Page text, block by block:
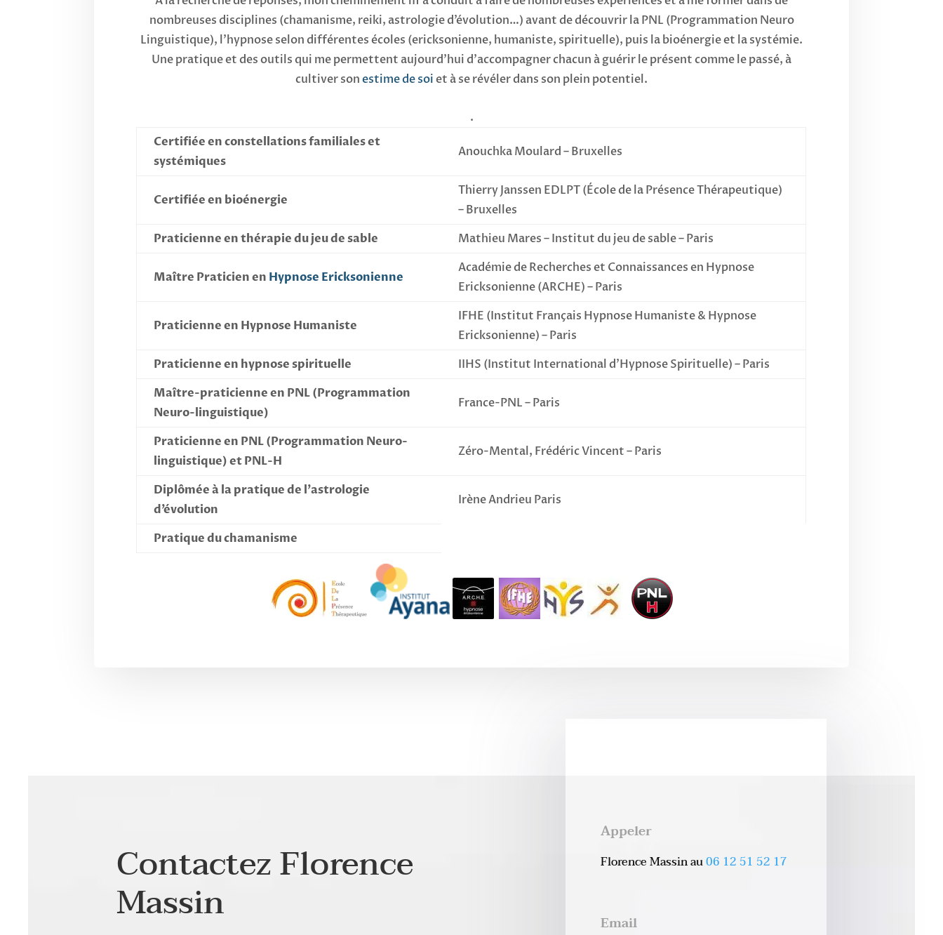
nombreuses disciplines (chamanisme, reiki, astrologie d’évolution…) avant de découvrir la PNL (Programmation Neuro
Linguistique), l’hypnose selon différentes écoles (ericksonienne, humaniste, spirituelle), puis la bioénergie et la systémie.
Une pratique et des outils qui me permettent aujourd’hui d’accompagner chacun à guérir le présent comme le passé, à
cultiver sonestime de soiet à se révéler dans son plein potentiel.
.
Certifiée en constellations familiales et
systémiques
Anouchka Moulard – Bruxelles
Certifiée en bioénergie
Thierry Janssen EDLPT (École de la Présence Thérapeutique)
– Bruxelles
Praticienne en thérapie du jeu de sable
Mathieu Mares – Institut du jeu de sable – Paris
Maître Praticien en Hypnose Ericksonienne
Académie de Recherches et Connaissances en Hypnose
Ericksonienne (ARCHE) – Paris
Praticienne en Hypnose Humaniste
IFHE (Institut Français Hypnose Humaniste & Hypnose
Ericksonienne) – Paris
Praticienne en hypnose spirituelle
IIHS (Institut International d’Hypnose Spirituelle) – Paris
Maître-praticienne en PNL (Programmation
Neuro-linguistique)
France-PNL – Paris
Praticienne en PNL (Programmation Neuro-
linguistique) et PNL-H
Zéro-Mental, Frédéric Vincent – Paris
Diplômée à la pratique de l’astrologie
d’évolution
Irène Andrieu Paris
Pratique du chamanisme
Contactez Florence
Massin
Appeler
Florence Massin au06 12 51 52 17
Email